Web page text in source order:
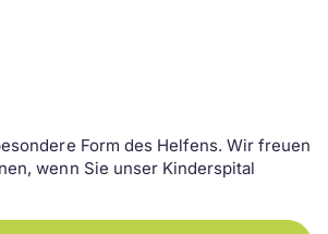
Form des Helfens. Wir freuen
wenn Sie unser Kinderspital